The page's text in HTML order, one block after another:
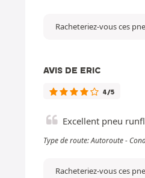
Racheteriez-vous ces
AVIS DE ERIC
4/5
Excellent pneu
Type de route: Autoroute -
Racheteriez-vous ces